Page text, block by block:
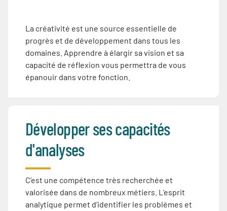
La créativité est une source essentielle de
progrès et de développement dans tous les
domaines. Apprendre à élargir sa vision et sa
capacité de réflexion vous permettra de vous
épanouir dans votre fonction.
Développer ses capacités
d'analyses
C’est une compétence très recherchée et
valorisée dans de nombreux métiers. L’esprit
analytique permet d’identifier les problèmes et